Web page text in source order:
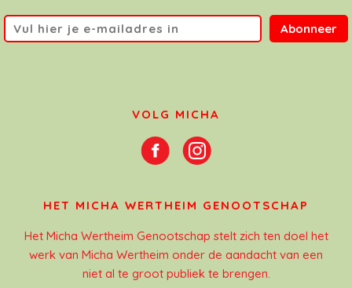
Abonneer
VOLG MICHA
HET MICHA WERTHEIM GENOOTSCHAP
Het Micha Wertheim Genootschap stelt zich ten doel het
werk van Micha Wertheim onder de aandacht van een
niet al te groot publiek te brengen.